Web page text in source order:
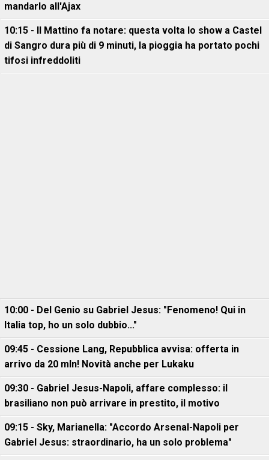
mandarlo all'Ajax
10:15 - Il Mattino fa notare: questa volta lo show a Castel
di Sangro dura più di 9 minuti, la pioggia ha portato pochi
tifosi infreddoliti
10:00 - Del Genio su Gabriel Jesus: "Fenomeno! Qui in
Italia top, ho un solo dubbio..."
09:45 - Cessione Lang, Repubblica avvisa: offerta in
arrivo da 20 mln! Novità anche per Lukaku
09:30 - Gabriel Jesus-Napoli, affare complesso: il
brasiliano non può arrivare in prestito, il motivo
09:15 - Sky, Marianella: "Accordo Arsenal-Napoli per
Gabriel Jesus: straordinario, ha un solo problema"